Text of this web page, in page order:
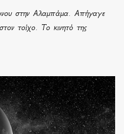
στην Αλαμπάμα. Απήγαγε
τοίχο. Το κινητό της